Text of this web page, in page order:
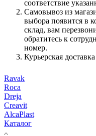
соответствие
Самовывоз из
выбора появится в
склад, вам
обратитесь к
номер.
Курьерская
Ravak
Roca
Dreja
Creavit
AlcaPlast
Каталог